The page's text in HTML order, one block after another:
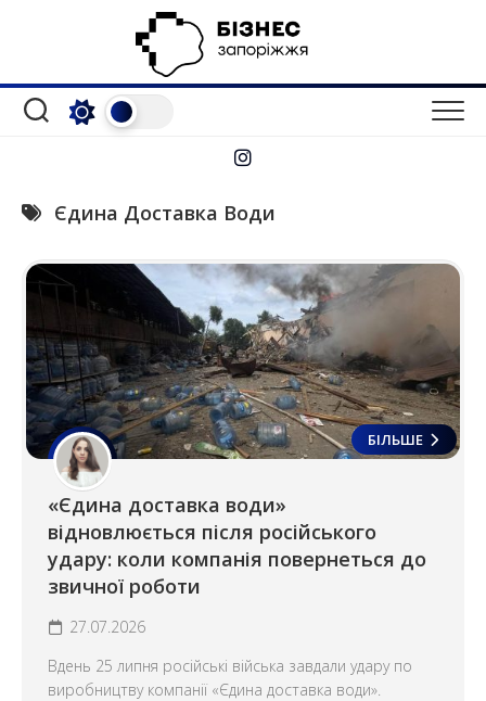
Єдина Доставка Води
БІЛЬШЕ
«Єдина доставка води»
відновлюється після російського
удару: коли компанія повернеться до
звичної роботи
27.07.2026
Вдень 25 липня російські війська завдали удару по
виробництву компанії «Єдина доставка води».